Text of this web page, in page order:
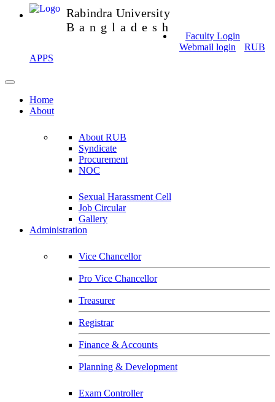
Rabindra University
Bangladesh
Faculty Login
Webmail login
RUB
APPS
Home
About
About RUB
Syndicate
Procurement
NOC
Sexual Harassment Cell
Job Circular
Gallery
Administration
Vice Chancellor
Pro Vice Chancellor
Treasurer
Registrar
Finance & Accounts
Planning & Development
Exam Controller